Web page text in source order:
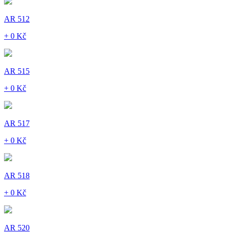
AR 512
+ 0 Kč
AR 515
+ 0 Kč
AR 517
+ 0 Kč
AR 518
+ 0 Kč
AR 520